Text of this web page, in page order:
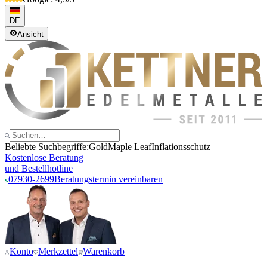
DE
Ansicht
Beliebte Suchbegriffe:GoldMaple LeafInflationsschutz
Kostenlose Beratung
und Bestellhotline
07930-2699Beratungstermin vereinbaren
Konto Merkzettel Warenkorb